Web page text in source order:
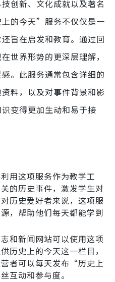
创新、文化成就以及著名
的今天”服务不仅仅是一
旨在启发和教育。通过回
世界形势的更深层理解，
。此服务通常包含详细的
料，以及对事件背景和影
变得更加生动和易于接
用这项服务作为教学工
的历史事件，激发学生对
历史爱好者来说，这项服
，帮助他们每天都能学到
和新闻网站可以使用这项
历史上的今天这一栏目，
者可以每天发布“历史上
互动和参与度。